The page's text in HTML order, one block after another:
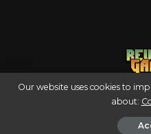
© Revista Ganja —
Our website uses cookies to
about: